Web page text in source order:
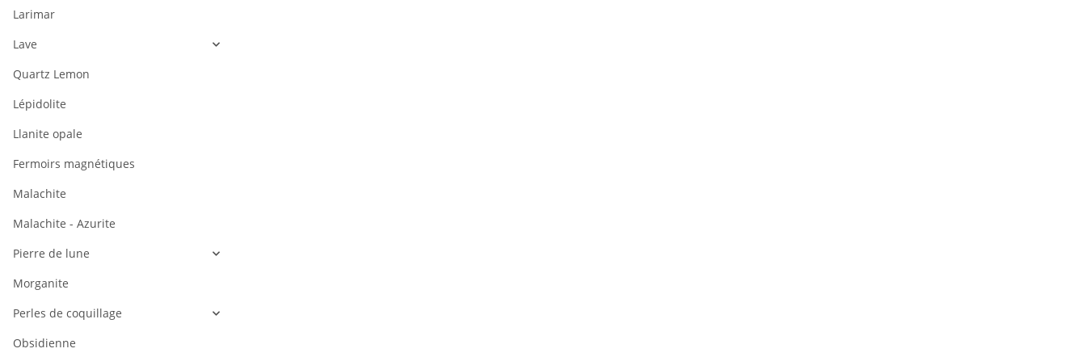
Larimar
Lave
Quartz Lemon
Lépidolite
Llanite opale
Fermoirs magnétiques
Malachite
Malachite - Azurite
Pierre de lune
Morganite
Perles de coquillage
Obsidienne